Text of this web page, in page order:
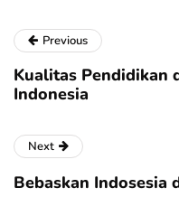
Previous
Kualitas Pendidikan
Indonesia
Next
Bebaskan Indosesia